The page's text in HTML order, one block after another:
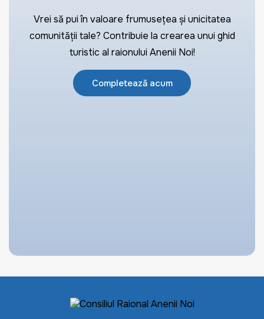
Vrei să pui în valoare frumusețea și unicitatea
comunității tale? Contribuie la crearea unui ghid
turistic al raionului Anenii Noi!
Completează acum